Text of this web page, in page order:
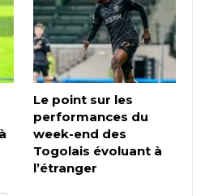
Le point sur les
performances du
week-end des
Togolais évoluant à
l’étranger